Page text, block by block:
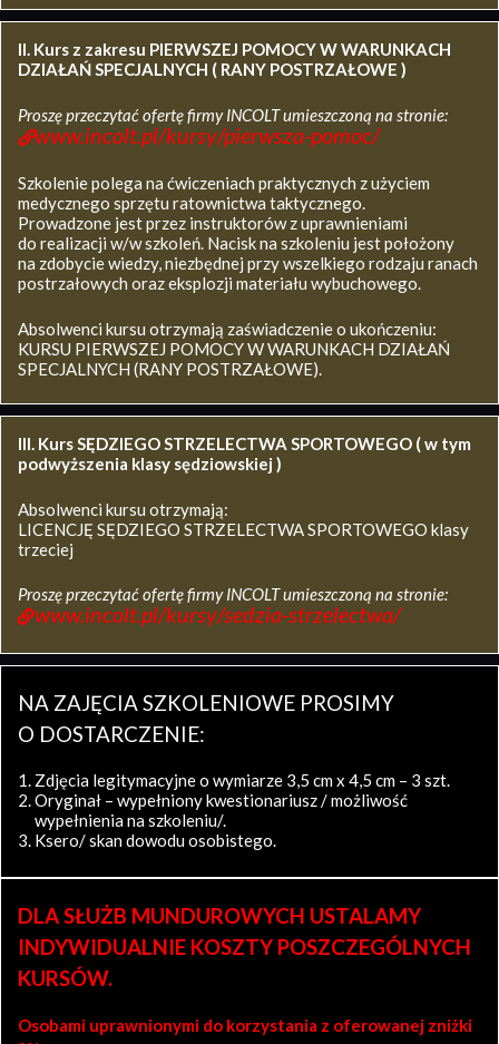
II. Kurs z zakresu PIERWSZEJ POMOCY W WARUNKACH
DZIAŁAŃ SPECJALNYCH ( RANY POSTRZAŁOWE )
Proszę przeczytać ofertę firmy INCOLT umieszczoną na stronie:
www.incolt.pl/kursy/pierwsza-pomoc/
Szkolenie polega na ćwiczeniach praktycznych z użyciem
medycznego sprzętu ratownictwa taktycznego.
Prowadzone jest przez instruktorów z uprawnieniami
do realizacji w/w szkoleń. Nacisk na szkoleniu jest położony
na zdobycie wiedzy, niezbędnej przy wszelkiego rodzaju ranach
postrzałowych oraz eksplozji materiału wybuchowego.
Absolwenci kursu otrzymają zaświadczenie o ukończeniu:
KURSU PIERWSZEJ POMOCY W WARUNKACH DZIAŁAŃ
SPECJALNYCH (RANY POSTRZAŁOWE).
III. Kurs SĘDZIEGO STRZELECTWA SPORTOWEGO ( w tym
podwyższenia klasy sędziowskiej )
Absolwenci kursu otrzymają:
LICENCJĘ SĘDZIEGO STRZELECTWA SPORTOWEGO klasy
trzeciej
Proszę przeczytać ofertę firmy INCOLT umieszczoną na stronie:
www.incolt.pl/kursy/sedzia-strzelectwa/
NA ZAJĘCIA SZKOLENIOWE PROSIMY
O DOSTARCZENIE:
Zdjęcia legitymacyjne o wymiarze 3,5 cm x 4,5 cm – 3 szt.
Oryginał – wypełniony kwestionariusz / możliwość
wypełnienia na szkoleniu/.
Ksero/ skan dowodu osobistego.
DLA SŁUŻB MUNDUROWYCH USTALAMY
INDYWIDUALNIE KOSZTY POSZCZEGÓLNYCH
KURSÓW.
Osobami uprawnionymi do korzystania z oferowanej zniżki